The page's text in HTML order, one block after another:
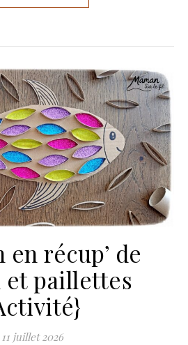
en récup’ de
et paillettes
11 juillet 2026